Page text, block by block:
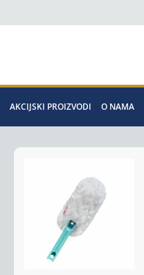
AKCIJSKI PROIZVODI O NAMA